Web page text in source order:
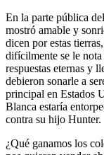
En la parte pública
mostró amable y
dicen por estas
difícilmente se le
respuestas eternas y
debieron sonarle a
principal en Estados
Blanca estaría
contra su hijo Hunter.
¿Qué ganamos los